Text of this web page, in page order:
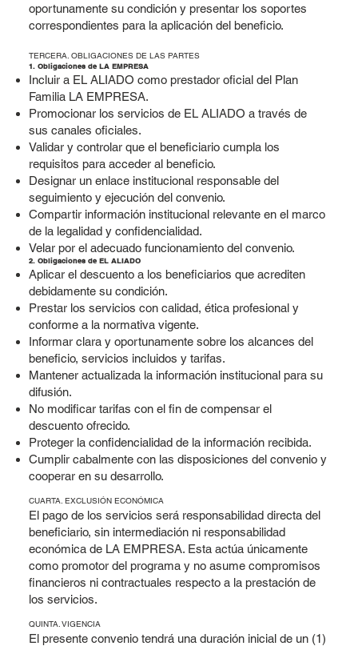
oportunamente su condición y presentar los soportes
correspondientes para la aplicación del beneficio.
TERCERA. OBLIGACIONES DE LAS PARTES
1. Obligaciones de LA EMPRESA
Incluir a EL ALIADO como prestador oficial del Plan
Familia LA EMPRESA.
Promocionar los servicios de EL ALIADO a través de
sus canales oficiales.
Validar y controlar que el beneficiario cumpla los
requisitos para acceder al beneficio.
Designar un enlace institucional responsable del
seguimiento y ejecución del convenio.
Compartir información institucional relevante en el marco
de la legalidad y confidencialidad.
Velar por el adecuado funcionamiento del convenio.
2. Obligaciones de EL ALIADO
Aplicar el descuento a los beneficiarios que acrediten
debidamente su condición.
Prestar los servicios con calidad, ética profesional y
conforme a la normativa vigente.
Informar clara y oportunamente sobre los alcances del
beneficio, servicios incluidos y tarifas.
Mantener actualizada la información institucional para su
difusión.
No modificar tarifas con el fin de compensar el
descuento ofrecido.
Proteger la confidencialidad de la información recibida.
Cumplir cabalmente con las disposiciones del convenio y
cooperar en su desarrollo.
CUARTA. EXCLUSIÓN ECONÓMICA
El pago de los servicios será responsabilidad directa del
beneficiario, sin intermediación ni responsabilidad
económica de LA EMPRESA. Esta actúa únicamente
como promotor del programa y no asume compromisos
financieros ni contractuales respecto a la prestación de
los servicios.
QUINTA. VIGENCIA
El presente convenio tendrá una duración inicial de un (1)